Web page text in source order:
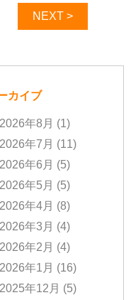
NEXT >
カイブ
2026年8月 (1)
2026年7月 (11)
2026年6月 (5)
2026年5月 (5)
2026年4月 (8)
2026年3月 (4)
2026年2月 (4)
2026年1月 (16)
2025年12月 (5)